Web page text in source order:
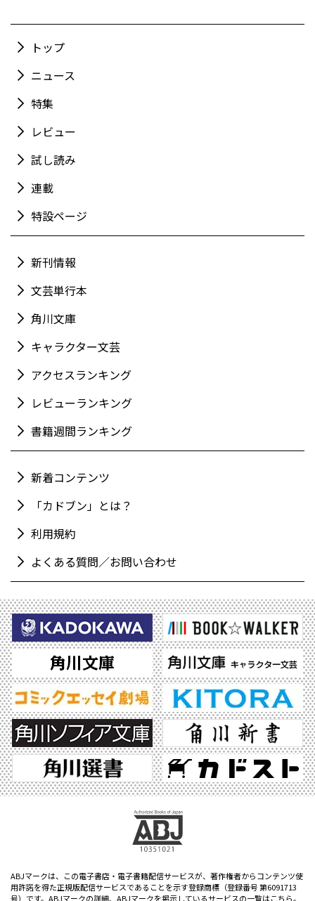
トップ
ニュース
特集
レビュー
試し読み
連載
特設ページ
新刊情報
文芸単行本
角川文庫
キャラクター文芸
アクセスランキング
レビューランキング
書籍週間ランキング
新着コンテンツ
「カドブン」とは？
利用規約
よくある質問／お問い合わせ
ABJマークは、この電子書店・電子書籍配信サービスが、著作権者からコンテンツ使
用許諾を得た正規版配信サービスであることを示す登録商標（登録番号 第6091713
号）です。ABJマークの詳細、ABJマークを掲示しているサービスの一覧はこちら。